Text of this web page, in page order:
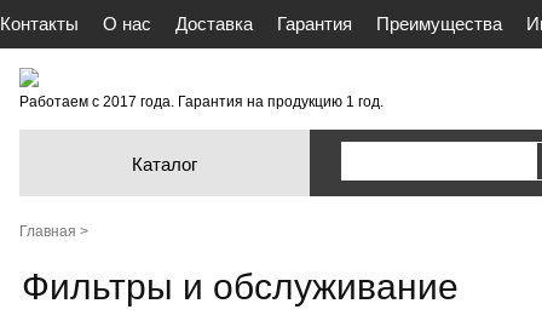
Контакты О нас Доставка Гарантия Преимущества
Работаем с 2017 года. Гарантия на продукцию 1 год.
Каталог
Главная >
Фильтры и обслуживание